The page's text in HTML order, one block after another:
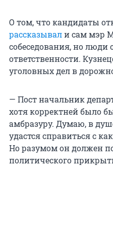
О том, что кандидаты
рассказывали сам мэр
собеседования, но люди
ответственности.
уголовных дел в
— Пост начальник
хотя корректней было
амбразуру. Думаю, в
удастся справиться с
Но разумом он должен
политического